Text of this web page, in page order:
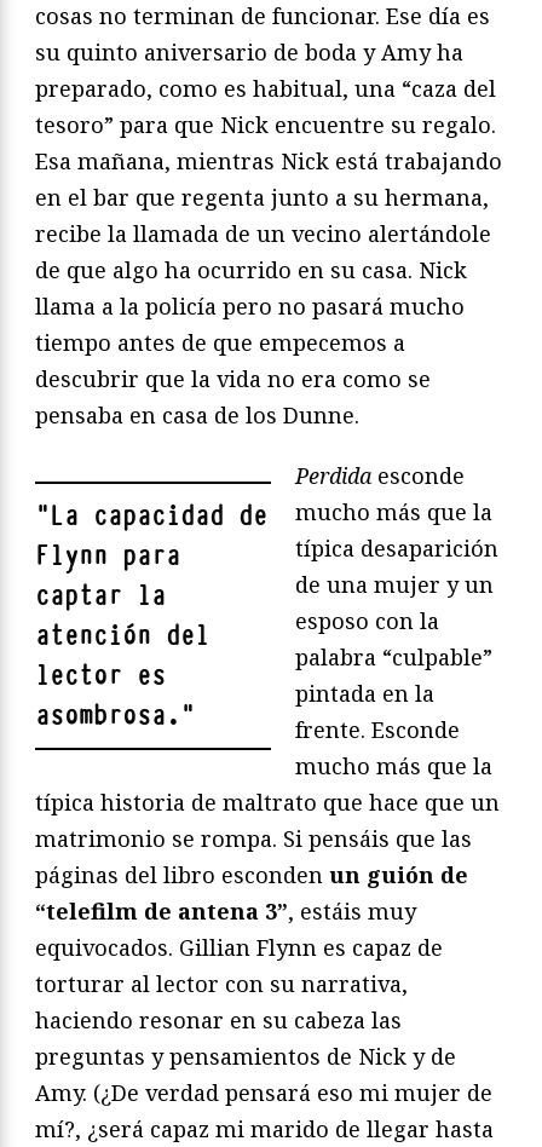
cosas no terminan de funcionar. Ese día es
su quinto aniversario de boda y Amy ha
preparado, como es habitual, una “caza del
tesoro” para que Nick encuentre su regalo.
Esa mañana, mientras Nick está trabajando
en el bar que regenta junto a su hermana,
recibe la llamada de un vecino alertándole
de que algo ha ocurrido en su casa. Nick
llama a la policía pero no pasará mucho
tiempo antes de que empecemos a
descubrir que la vida no era como se
pensaba en casa de los Dunne.
"La capacidad de
Flynn para
captar la
atención del
lector es
asombrosa. "
Perdida esconde
mucho más que la
típica desaparición
de una mujer y un
esposo con la
palabra “culpable”
pintada en la
frente. Esconde
mucho más que la
típica historia de maltrato que hace que un
matrimonio se rompa. Si pensáis que las
páginas del libro esconden un guión de
“telefilm de antena 3”, estáis muy
equivocados. Gillian Flynn es capaz de
torturar al lector con su narrativa,
haciendo resonar en su cabeza las
preguntas y pensamientos de Nick y de
Amy. (¿De verdad pensará eso mi mujer de
mí?, ¿será capaz mi marido de llegar hasta